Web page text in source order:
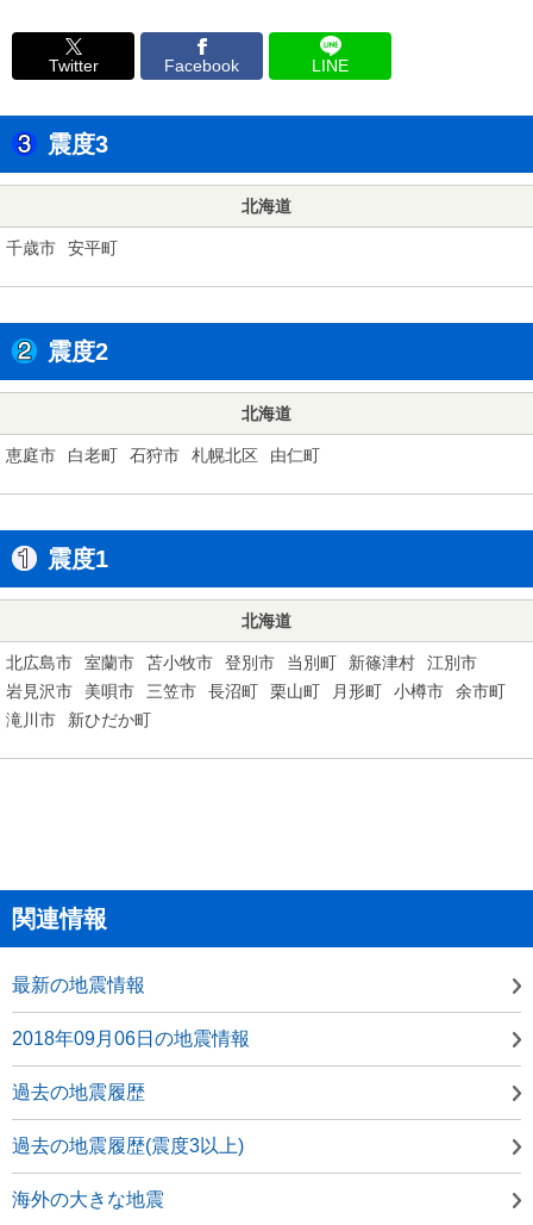
Twitter Facebook LINE
震度3
北海道
千歳市 安平町
震度2
北海道
恵庭市 白老町 石狩市 札幌北区 由仁町
震度1
北海道
北広島市 室蘭市 苫小牧市 登別市 当別町 新篠津村
江別市
岩見沢市
美唄市 三笠市 長沼町 栗山町 月形町 小樽市
余市町
滝川市
新ひだか町
関連情報
最新の地震情報
2018年09月06日の地震情報
過去の地震履歴
過去の地震履歴(震度3以上)
海外の大きな地震